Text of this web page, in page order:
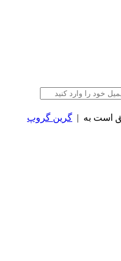
گرین گروپ